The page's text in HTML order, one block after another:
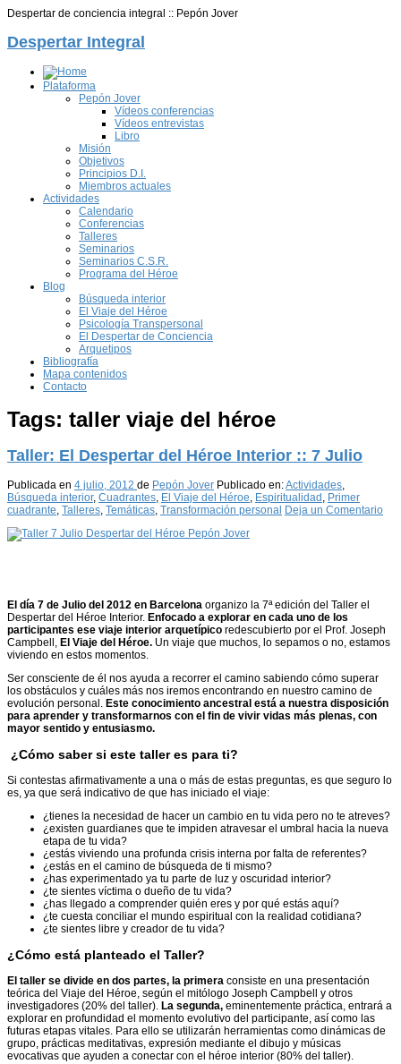
Despertar de conciencia integral :: Pepón Jover
Despertar Integral
Plataforma
Pepón Jover
Vídeos conferencias
Vídeos entrevistas
Libro
Misión
Objetivos
Principios D.I.
Miembros actuales
Actividades
Calendario
Conferencias
Talleres
Seminarios
Seminarios C.S.R.
Programa del Héroe
Blog
Búsqueda interior
El Viaje del Héroe
Psicología Transpersonal
El Despertar de Conciencia
Arquetipos
Bibliografía
Mapa contenidos
Contacto
Tags: taller viaje del héroe
Taller: El Despertar del Héroe Interior :: 7 Julio
Publicada en 4 julio, 2012 de Pepón Jover Publicado en:Actividades,
Búsqueda interior, Cuadrantes, El Viaje del Héroe, Espiritualidad , Primer
cuadrante, Talleres, Temáticas, Transformación personal Deja un Comentario
El día 7 de Julio del 2012 en Barcelona organizo la 7ª edición del Taller el
Despertar del Héroe Interior. Enfocado a explorar en cada uno de los
participantes ese viaje interior arquetípico redescubierto por el Prof. Joseph
Campbell, El Viaje del Héroe. Un viaje que muchos, lo sepamos o no, estamos
viviendo en estos momentos.
Ser consciente de él nos ayuda a recorrer el camino sabiendo cómo superar
los obstáculos y cuáles más nos iremos encontrando en nuestro camino de
evolución personal. Este conocimiento ancestral está a nuestra disposición
para aprender y transformarnos con el fin de vivir vidas más plenas, con
mayor sentido y entusiasmo.
¿Cómo saber si este taller es para ti?
Si contestas afirmativamente a una o más de estas preguntas, es que seguro lo
es, ya que será indicativo de que has iniciado el viaje:
¿tienes la necesidad de hacer un cambio en tu vida pero no te atreves?
¿existen guardianes que te impiden atravesar el umbral hacia la nueva
etapa de tu vida?
¿estás viviendo una profunda crisis interna por falta de referentes?
¿estás en el camino de búsqueda de ti mismo?
¿has experimentado ya tu parte de luz y oscuridad interior?
¿te sientes víctima o dueño de tu vida?
¿has llegado a comprender quién eres y por qué estás aquí?
¿te cuesta conciliar el mundo espiritual con la realidad cotidiana?
¿te sientes libre y creador de tu vida?
¿Cómo está planteado el Taller?
El taller se divide en dos partes, la primera consiste en una presentación
teórica del Viaje del Héroe, según el mitólogo Joseph Campbell y otros
investigadores (20% del taller). La segunda, eminentemente práctica, entrará a
explorar en profundidad el momento evolutivo del participante, así como las
futuras etapas vitales. Para ello se utilizarán herramientas como dinámicas de
grupo, prácticas meditativas, expresión mediante el dibujo y músicas
evocativas que ayuden a conectar con el héroe interior (80% del taller).